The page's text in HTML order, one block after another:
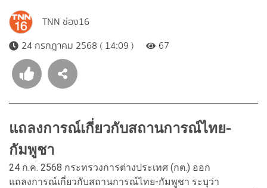
TNN ช่อง16
24 กรกฎาคม 2568 ( 14:09 )
67
แถลงการณ์เกี่ยวกับสถานการณ์ไทย-
กัมพูชา
24 ก.ค. 2568 กระทรวงการต่างประเทศ (กต.) ออก
แถลงการณ์เกี่ยวกับสถานการณ์ไทย-กัมพูชา ระบุว่า